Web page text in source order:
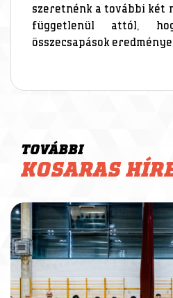
szeretnénk a további két
függetlenül attól,
összecsapások
TOVÁBBI
KOSARAS